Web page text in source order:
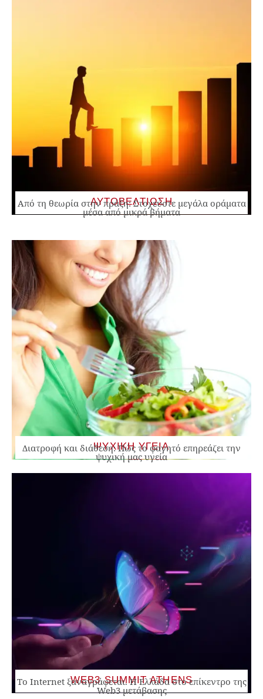
ΑΥΤΟΒΕΛΤΙΩΣΗ
Από τη θεωρία στην πράξη: Στοχεύστε μεγάλα οράματα
μέσα από μικρά βήματα
ΨΥΧΙΚΗ ΥΓΕΙΑ
Διατροφή και διάθεση: Πώς το φαγητό επηρεάζει την
ψυχική μας υγεία
WEB3 SUMMIT ATHENS
Το Internet ξαναγράφεται. Η Ελλάδα στο επίκεντρο της
Web3 μετάβασης